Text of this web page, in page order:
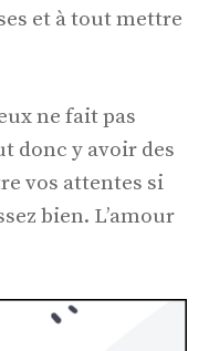
et à tout mettre
ne fait pas
donc y avoir des
vos attentes si
bien. L’amour